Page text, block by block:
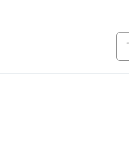
thị. Các slide thể hiện tất
quốc: một phong cách